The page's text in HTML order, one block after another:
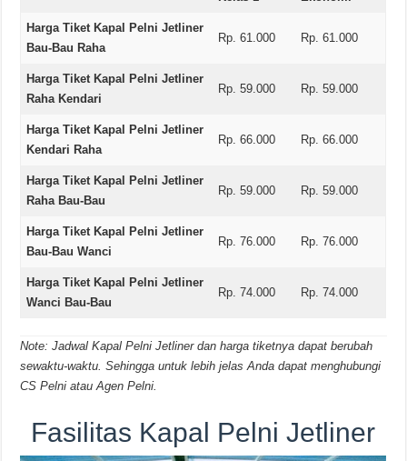
Harga Tiket Kapal Pelni Jetliner
Bau-Bau Raha
Rp. 61.000 Rp. 61.000
Harga Tiket Kapal Pelni Jetliner
Raha Kendari
Rp. 59.000 Rp. 59.000
Harga Tiket Kapal Pelni Jetliner
Kendari Raha
Rp. 66.000 Rp. 66.000
Harga Tiket Kapal Pelni Jetliner
Raha Bau-Bau
Rp. 59.000 Rp. 59.000
Harga Tiket Kapal Pelni Jetliner
Bau-Bau Wanci
Rp. 76.000 Rp. 76.000
Harga Tiket Kapal Pelni Jetliner
Wanci Bau-Bau
Rp. 74.000 Rp. 74.000
Note: Jadwal Kapal Pelni Jetliner dan harga tiketnya dapat berubah
sewaktu-waktu. Sehingga untuk lebih jelas Anda dapat menghubungi
CS Pelni atau Agen Pelni.
Fasilitas Kapal Pelni Jetliner